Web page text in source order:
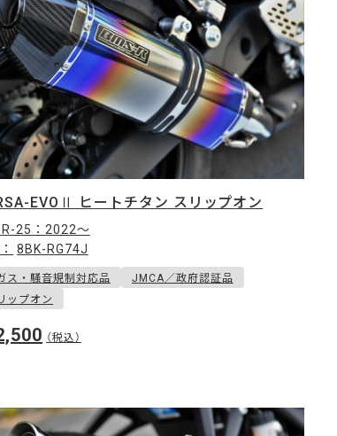
EVOⅡ ヒートチタン スリップオン
R-25：2022〜
8BK-RG74J
ス・騒音規制対応品
JMCA／政府認証品
ップオン
（税込）